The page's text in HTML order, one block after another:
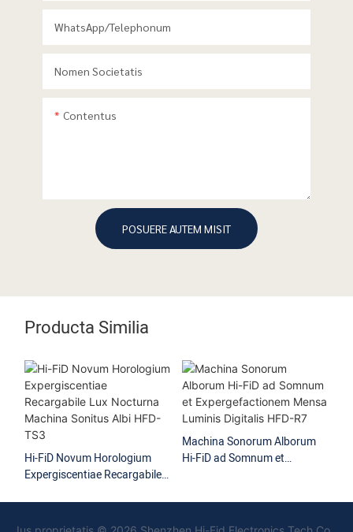
WhatsApp/telephonum
Nomen Societatis
Contentus
POSUERE AUTEM MISIT
Producta Similia
Hi-FiD Novum Horologium
Expergiscentiae Recargabile
Machina Sonorum Alborum
Hi-FiD ad Somnum et